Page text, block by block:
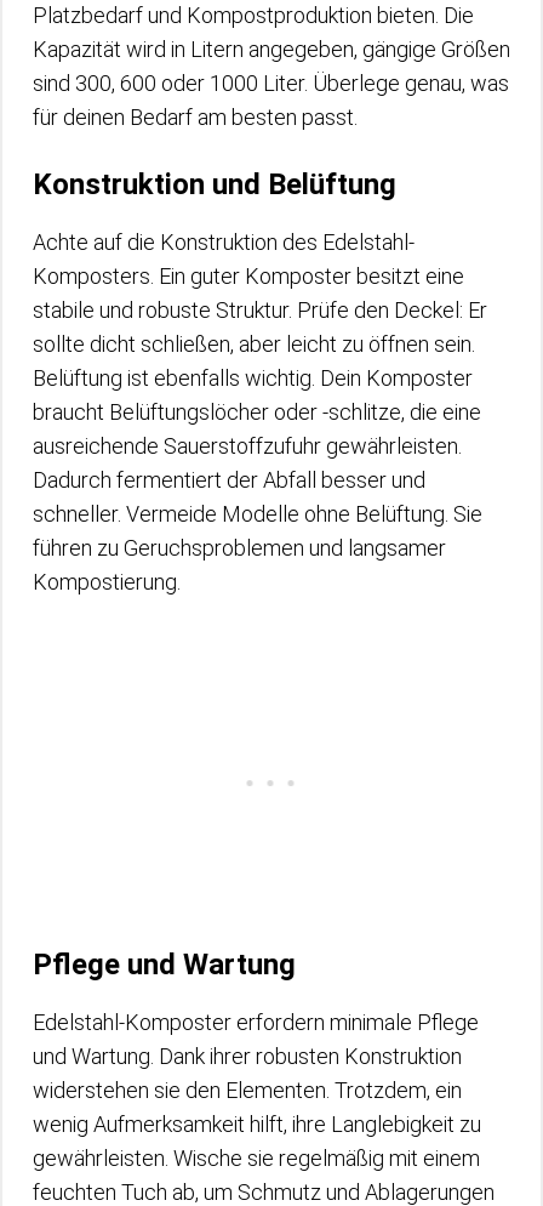
Platzbedarf und Kompostproduktion bieten. Die
Kapazität wird in Litern angegeben, gängige Größen
sind 300, 600 oder 1000 Liter. Überlege genau, was
für deinen Bedarf am besten passt.
Konstruktion und Belüftung
Achte auf die Konstruktion des Edelstahl-
Komposters. Ein guter Komposter besitzt eine
stabile und robuste Struktur. Prüfe den Deckel: Er
sollte dicht schließen, aber leicht zu öffnen sein.
Belüftung ist ebenfalls wichtig. Dein Komposter
braucht Belüftungslöcher oder -schlitze, die eine
ausreichende Sauerstoffzufuhr gewährleisten.
Dadurch fermentiert der Abfall besser und
schneller. Vermeide Modelle ohne Belüftung. Sie
führen zu Geruchsproblemen und langsamer
Kompostierung.
Pflege und Wartung
Edelstahl-Komposter erfordern minimale Pflege
und Wartung. Dank ihrer robusten Konstruktion
widerstehen sie den Elementen. Trotzdem, ein
wenig Aufmerksamkeit hilft, ihre Langlebigkeit zu
gewährleisten. Wische sie regelmäßig mit einem
feuchten Tuch ab, um Schmutz und Ablagerungen